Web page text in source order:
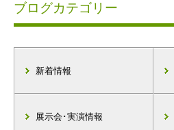
ブログカテゴリー
新着情報
展示会･実演情報